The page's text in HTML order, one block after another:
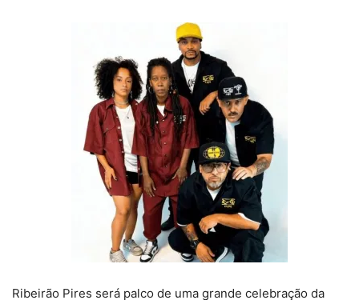
Ribeirão Pires será palco de uma grande celebração da